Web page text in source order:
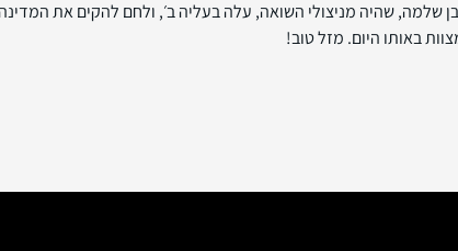
שלמה, שהיה מניצולי השואה, עלה בעליה ב׳, ולחם להקים את
באותו היום. מזל טוב!